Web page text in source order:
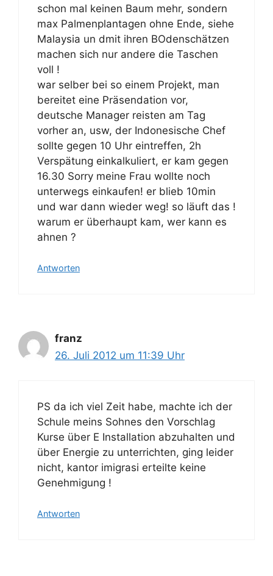
schon mal keinen Baum mehr, sondern
max Palmenplantagen ohne Ende, siehe
Malaysia un dmit ihren BOdenschätzen
machen sich nur andere die Taschen
voll !
war selber bei so einem Projekt, man
bereitet eine Präsendation vor,
deutsche Manager reisten am Tag
vorher an, usw, der Indonesische Chef
sollte gegen 10 Uhr eintreffen, 2h
Verspätung einkalkuliert, er kam gegen
16.30 Sorry meine Frau wollte noch
unterwegs einkaufen! er blieb 10min
und war dann wieder weg! so läuft das !
warum er überhaupt kam, wer kann es
ahnen ?
Antworten
franz
26. Juli 2012 um 11:39 Uhr
PS da ich viel Zeit habe, machte ich der
Schule meins Sohnes den Vorschlag
Kurse über E Installation abzuhalten und
über Energie zu unterrichten, ging leider
nicht, kantor imigrasi erteilte keine
Genehmigung !
Antworten